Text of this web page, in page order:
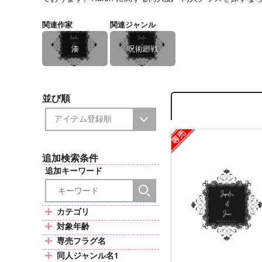
関連作家
湊
関連ジャンル
呪術廻戦
並び順
追加検索条件
追加キーワード
カテゴリ
対象年齢
専売フラグ名
同人ジャンル名1